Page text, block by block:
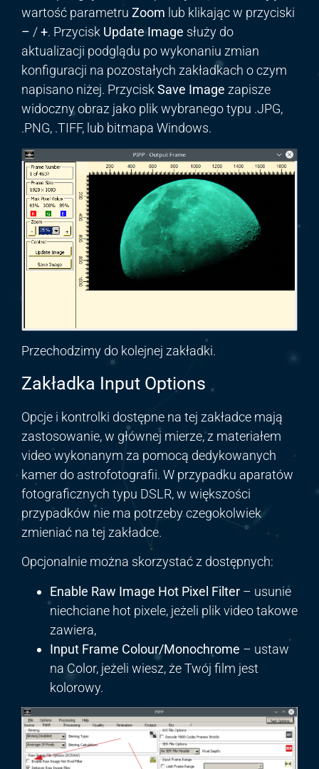
wartość parametru Zoom lub klikając w przyciski
– /+. Przycisk Update Image służy do
aktualizacji podglądu po wykonaniu zmian
konfiguracji na pozostałych zakładkach o czym
napisano niżej. PrzyciskSave Image zapisze
widoczny obraz jako plik wybranego typu .JPG,
.PNG, .TIFF, lub bitmapa Windows.
Przechodzimy do kolejnej zakładki.
Zakładka Input Options
Opcje i kontrolki dostępne na tej zakładce mają
zastosowanie, w głównej mierze, z materiałem
video wykonanym za pomocą dedykowanych
kamer do astrofotografii. W przypadku aparatów
fotograficznych typu DSLR, w większości
przypadków nie ma potrzeby czegokolwiek
zmieniać na tej zakładce.
Opcjonalnie można skorzystać z dostępnych:
Enable Raw Image Hot Pixel Filter – usunie
niechciane hot pixele, jeżeli plik video takowe
zawiera,
Input Frame Colour/Monochrome – ustaw
na Color, jeżeli wiesz, że Twój film jest
kolorowy.